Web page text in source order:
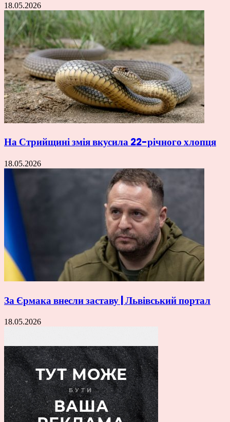
18.05.2026
На Стрийщині змія вкусила 22-річного хлопця
18.05.2026
За Єрмака внесли заставу | Львівський портал
18.05.2026